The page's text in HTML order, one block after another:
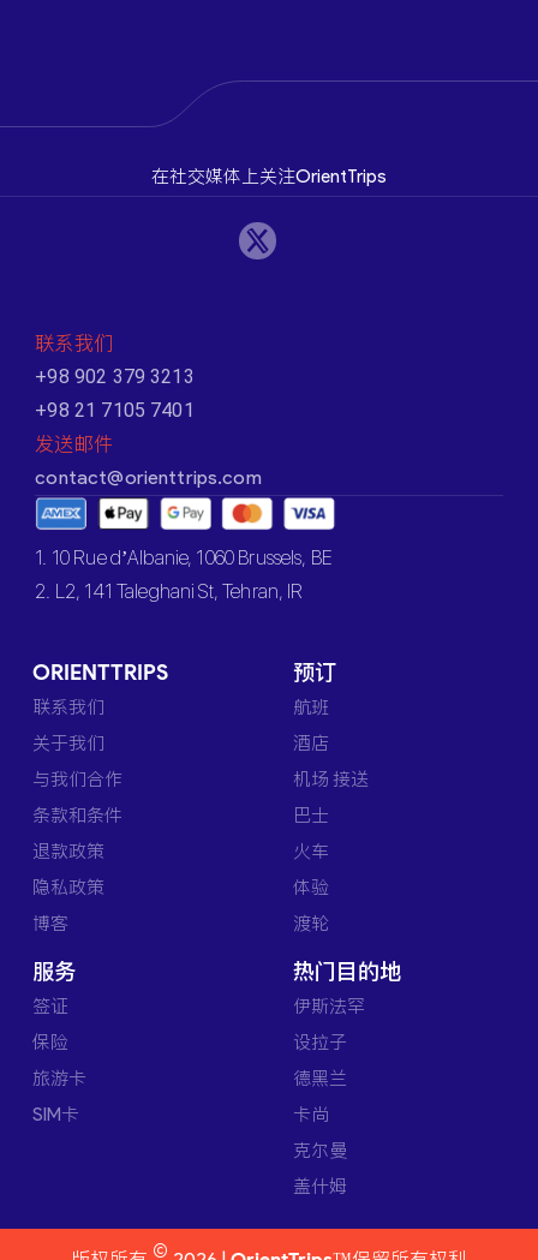
在社交媒体上关注OrientTrips
联系我们
+98 902 379 3213
+98 21 7105 7401
发送邮件
contact@orienttrips.com
1. 10 Rue d’Albanie, 1060 Brussels, BE
2. L2, 141 Taleghani St, Tehran, IR
ORIENTTRIPS
联系我们
关于我们
与我们合作
条款和条件
退款政策
隐私政策
博客
预订
航班
酒店
机场 接送
巴士
火车
体验
渡轮
服务
签证
保险
旅游卡
SIM卡
热门目的地
伊斯法罕
设拉子
德黑兰
卡尚
克尔曼
盖什姆